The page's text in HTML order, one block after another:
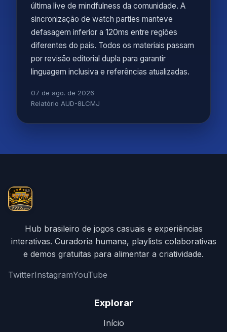
última live de mindfulness da comunidade. A
sincronização de watch parties manteve
defasagem inferior a 120ms entre regiões
diferentes do país. Todos os materiais passam
por revisão editorial dupla para garantir
linguagem inclusiva e referências atualizadas.
07 de ago. de 2026
Relatório AUD-8LCMJ
Hub brasileiro de jogos casuais e experiências
interativas. Curadoria humana, playlists colaborativas
e demos gratuitas para alimentar a criatividade.
TwitterInstagramYouTube
Explorar
Início